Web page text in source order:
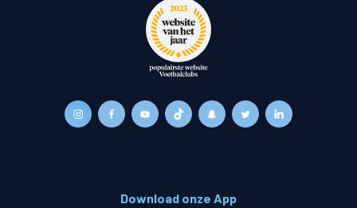
Download onze App